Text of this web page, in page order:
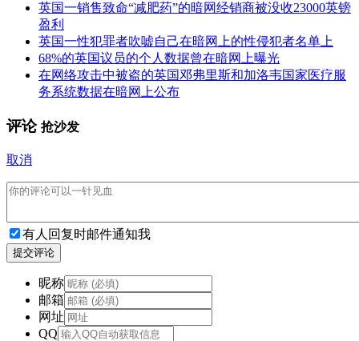
英国一销售致命“减肥药”的暗网经销商被没收23000英镑
盈利
英国一性犯罪者吹嘘自己在暗网上的性侵犯者名单上
68%的英国议员的个人数据曾在暗网上曝光
在网络攻击中被盗的英国邓弗里斯和加洛韦国家医疗服
务系统数据在暗网上公布
评论 抢沙发
取消
有人回复时邮件通知我
提交评论
昵称
邮箱
网址
QQ